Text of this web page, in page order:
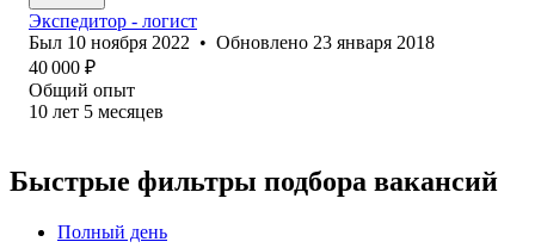
Экспедитор - логист
Был 10 ноября 2022 • Обновлено 23 января 2018
40 000 ₽
Общий опыт
10 лет 5 месяцев
Быстрые фильтры подбора вакансий
Полный день